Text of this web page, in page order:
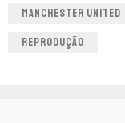
MANCHESTER UNITED
REPRODUÇÃO